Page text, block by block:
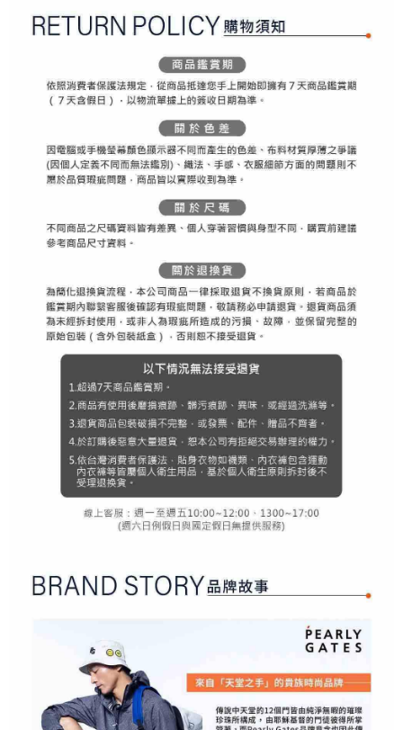
請求用戶進行身份認證。
５．嚴禁一人註冊多個帳號或使用他人資訊註冊。若發現惡意使用之情形，
每筆NT$280，滿NT$2,000(含以上)免運費